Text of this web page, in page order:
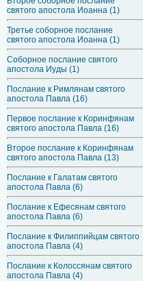
святого апостола Иоанна (1)
Третье соборное послание
святого апостола Иоанна (1)
Соборное послание святого
апостола Иуды (1)
Послание к Римлянам святого
апостола Павла (16)
Первое послание к Коринфянам
святого апостола Павла (16)
Второе послание к Коринфянам
святого апостола Павла (13)
Послание к Галатам святого
апостола Павла (6)
Послание к Ефесянам святого
апостола Павла (6)
Послание к Филиппийцам святого
апостола Павла (4)
Послание к Колоссянам святого
апостола Павла (4)